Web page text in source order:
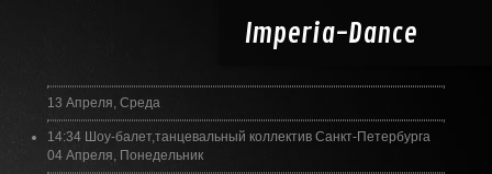
Imperia-Dance
13 Апреля, Среда
14:34 Шоу-балет,танцевальный коллектив Санкт-Петербурга
04 Апреля, Понедельник